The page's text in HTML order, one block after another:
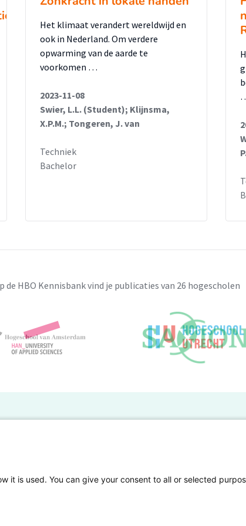
Het klimaat verandert wereldwijd en
ook in Nederland. Om verdere
opwarming van de aarde te
voorkomen …
2023-11-08
Swier, L.L. (Student); Klijnsma,
X.P.M.; Tongeren, J. van
Techniek
Bachelor
de HBO Kennisbank vind je publicaties van 26 hogescholen
publiceren
Veelgestelde vragen
it is used. You can give your consent to all or selected